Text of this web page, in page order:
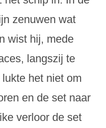
zenuwen wat
wist hij, mede
langszij te
het niet om
en de set naar
verloor de set